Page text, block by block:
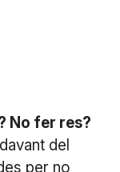
No fer res?
del
per no